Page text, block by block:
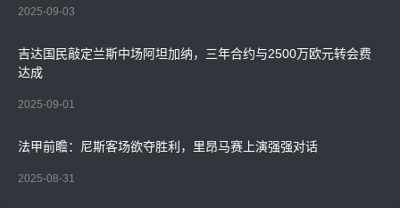
2025-09-03
吉达国民敲定兰斯中场阿坦加纳，三年合约与2500万欧元转会费
达成
2025-09-01
法甲前瞻：尼斯客场欲夺胜利，里昂马赛上演强强对话
2025-08-31